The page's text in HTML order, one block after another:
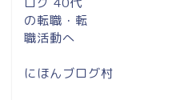
にほんブログ村